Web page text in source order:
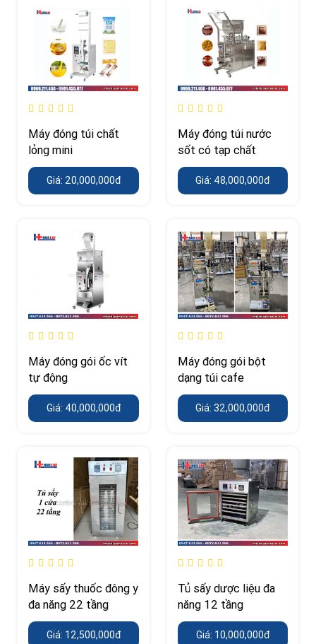
Máy đóng túi chất
lỏng mini
Giá: 20,000,000đ
Máy đóng túi nước
sốt có tạp chất
Giá: 48,000,000đ
Máy đóng gói ốc vít
tự động
Giá: 40,000,000đ
Máy đóng gói bột
dạng túi cafe
Giá: 32,000,000đ
Máy sấy thuốc đông y
đa năng 22 tầng
Giá: 12,500,000đ
Tủ sấy dược liệu đa
năng 12 tầng
Giá: 10,000,000đ